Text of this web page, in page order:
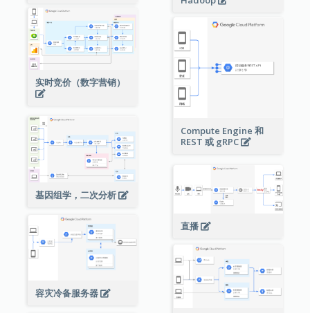
实时竞价（数字营销）
Compute Engine 和
REST 或 gRPC
基因组学，二次分析
直播
容灾冷备服务器